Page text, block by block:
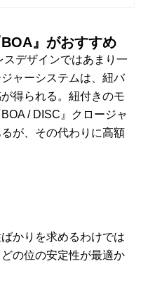
』がおすすめ
スデザインではあまり一
ャーシステムは、紐バ
得られる。紐付きのモ
/ DISC』クロージャ
が、その代わりに高額
かりを求めるわけでは
の位の安定性が最適か